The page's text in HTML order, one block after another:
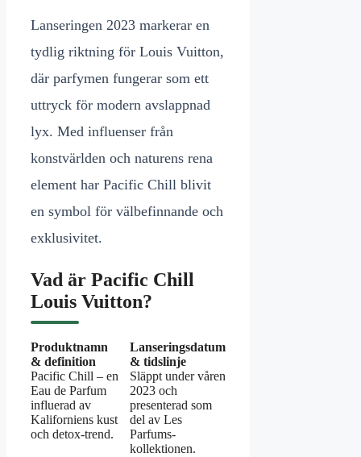
Lanseringen 2023 markerar en
tydlig riktning för Louis Vuitton,
där parfymen fungerar som ett
uttryck för modern avslappnad
lyx. Med influenser från
konstvärlden och naturens rena
element har Pacific Chill blivit
en symbol för välbefinnande och
exklusivitet.
Vad är Pacific Chill
Louis Vuitton?
Produktnamn
& definition
Pacific Chill – en
Eau de Parfum
influerad av
Kaliforniens kust
och detox-trend.
Lanseringsdatum
& tidslinje
Släppt under våren
2023 och
presenterad som
del av Les
Parfums-
kollektionen.